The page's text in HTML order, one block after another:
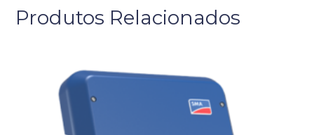
Produtos Relacionados